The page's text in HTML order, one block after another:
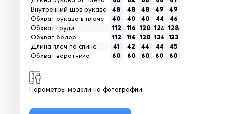
Внутренний шов рукава
48 48 48 49
49
Обхват рукава в плече
40 40 40 44
46
Обхват груди
112 116 120 124 128
Обхват бедер
112 116 120 126 132
Длина плеч по спине
41 42 44 44
45
Обхват воротника
60 60 60 60 60
Параметры модели на фотографии: